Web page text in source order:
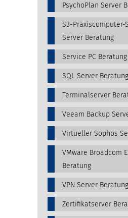
PsychoPlan Server
S3-Praxiscomputer-
Server Beratung
Service PC Beratung
SQL Server Beratung
Terminalserver
Veeam Backup
Virtueller Sophos
VMware Broadcom
Beratung
VPN Server Beratung
Zertifikatserver